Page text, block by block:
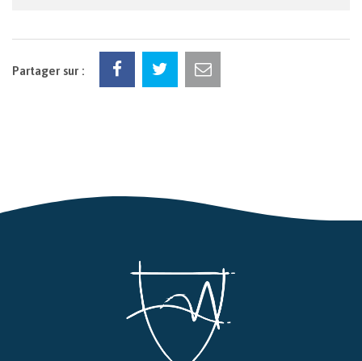
Partager sur :